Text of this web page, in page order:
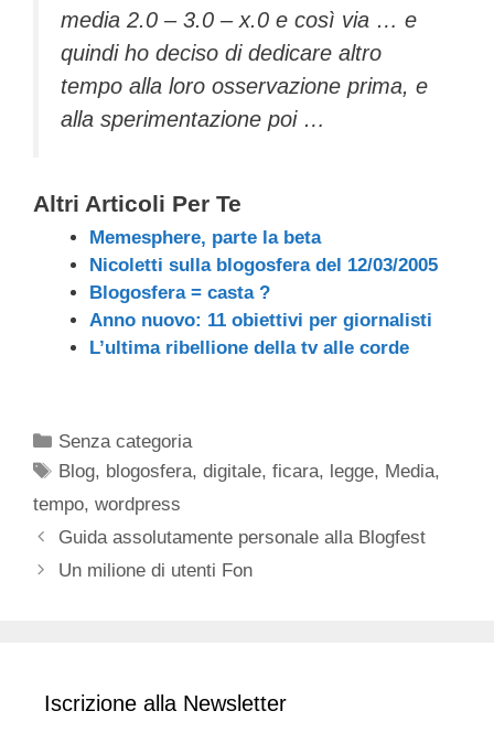
media 2.0 – 3.0 – x.0 e così via … e
quindi ho deciso di dedicare altro
tempo alla loro osservazione prima, e
alla sperimentazione poi …
Altri Articoli Per Te
Memesphere, parte la beta
Nicoletti sulla blogosfera del 12/03/2005
Blogosfera = casta ?
Anno nuovo: 11 obiettivi per giornalisti
L’ultima ribellione della tv alle corde
Categorie
Senza categoria
Tag
Blog, blogosfera,digitale,ficara, legge, Media,
tempo, wordpress
Guida assolutamente personale alla Blogfest
Un milione di utenti Fon
Iscrizione alla Newsletter